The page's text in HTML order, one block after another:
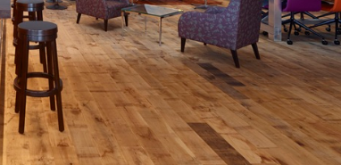
壁・天井材
よくあるご質問